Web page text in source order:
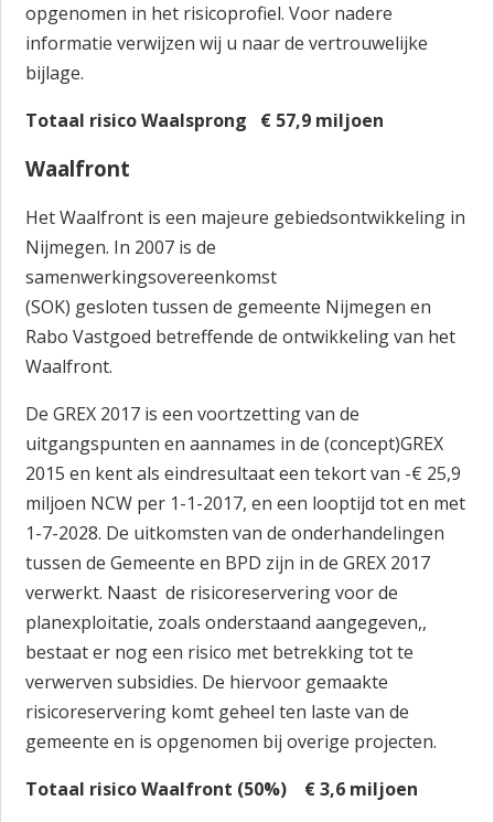
opgenomen in het risicoprofiel. Voor nadere
informatie verwijzen wij u naar de vertrouwelijke
bijlage.
Totaal risico Waalsprong € 57,9 miljoen
Waalfront
Het Waalfront is een majeure gebiedsontwikkeling in
Nijmegen. In 2007 is de
samenwerkingsovereenkomst
(SOK) gesloten tussen de gemeente Nijmegen en
Rabo Vastgoed betreffende de ontwikkeling van het
Waalfront.
De GREX 2017 is een voortzetting van de
uitgangspunten en aannames in de (concept)GREX
2015 en kent als eindresultaat een tekort van -€ 25,9
miljoen NCW per 1-1-2017, en een looptijd tot en met
1-7-2028. De uitkomsten van de onderhandelingen
tussen de Gemeente en BPD zijn in de GREX 2017
verwerkt. Naast de risicoreservering voor de
planexploitatie, zoals onderstaand aangegeven,,
bestaat er nog een risico met betrekking tot te
verwerven subsidies. De hiervoor gemaakte
risicoreservering komt geheel ten laste van de
gemeente en is opgenomen bij overige projecten.
Totaal risico Waalfront (50%) € 3,6 miljoen